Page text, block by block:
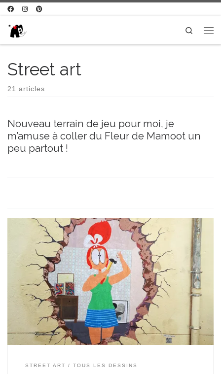
Passer au contenu
Search
Street art
21 articles
Nouveau terrain de jeu pour moi, je
m’amuse à coller du Fleur de Mamoot un
peu partout !
Mon dernier collage réalisé rue de la Fontaine à Montpellier ! En
ce mardi ensoleillé, caressé par la fin aout, j’ai collé un grand
dessin de 2 mètres sur 2 mètres 34 – soyons précis(e)s – au début
de la rue de la Fontaine quand on vient de la rue […]
STREET ART TOUS LES DESSINS